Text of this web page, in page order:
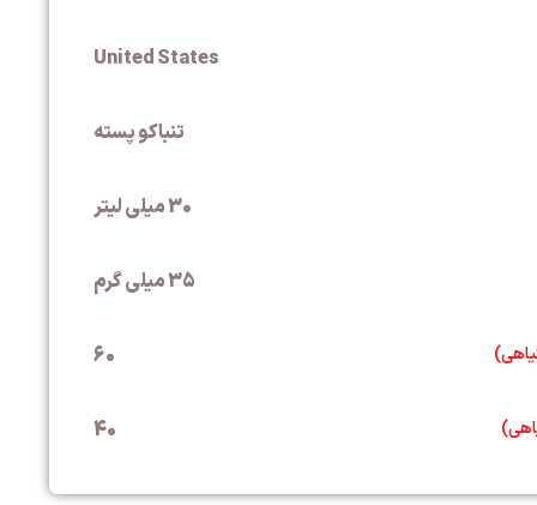
United States
تنباکو پسته
30 میلی لیتر
35 میلی گرم
60
40